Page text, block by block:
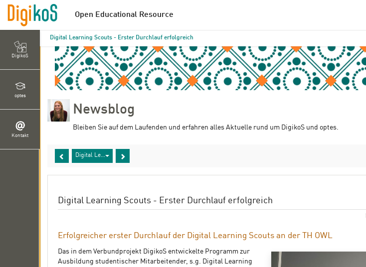
Open Educational Resource
DigikoS
optes
Kontakt
Digital Learning Scouts - Erster Durchlauf erfolgreich
Newsblog
Bleiben Sie auf dem Laufenden und erfahren alles Aktuelle rund um DigikoS und optes.
Digital Learning Scouts - Erster Durchlauf erfolgreich
Digital Learning Scouts - Erster Durchlauf erfolgreich
Erfolgreicher erster Durchlauf der Digital Learning Scouts an der TH OWL
Das in dem Verbundprojekt DigikoS entwickelte Programm zur
Ausbildung studentischer Mitarbeitender, s.g. Digital Learning